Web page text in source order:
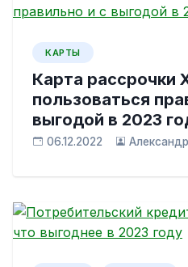
КАРТЫ
Карта рассрочки
пользоваться
выгодой в 2023
06.12.2022